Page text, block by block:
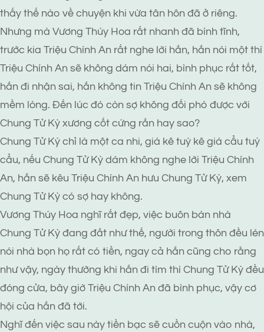
thấy thế nào về chuyện khi vừa tân hôn đã ở riêng.
Nhưng mà Vương Thúy Hoa rất nhanh đã bình tĩnh,
trước kia Triệu Chính An rất nghe lời hắn, hắn nói một thì
Triệu Chính An sẽ không dám nói hai, bình phục rất tốt,
hắn đi nhận sai, hắn không tin Triệu Chính An sẽ không
mềm lòng. Đến lúc đó còn sợ không đối phó được với
Chung Tử Kỳ xương cốt cứng rắn hay sao?
Chung Tử Kỳ chỉ là một ca nhi, giá kê tuỳ kê giá cẩu tuỳ
cẩu, nếu Chung Tử Kỳ dám không nghe lời Triệu Chính
An, hắn sẽ kêu Triệu Chính An hưu Chung Tử Kỳ, xem
Chung Tử Kỳ có sợ hay không.
Vương Thúy Hoa nghĩ rất đẹp, việc buôn bán nhà
Chung Tử Kỳ đang đắt như thế, người trong thôn đều lén
nói nhà bọn họ rất có tiền, ngay cả hắn cũng cho rằng
như vậy, ngày thường khi hắn đi tìm thì Chung Tử Kỳ đều
đóng cửa, bây giờ Triệu Chính An đã bình phục, vậy cơ
hội của hắn đã tới.
Nghĩ đến việc sau này tiền bạc sẽ cuồn cuộn vào nhà,